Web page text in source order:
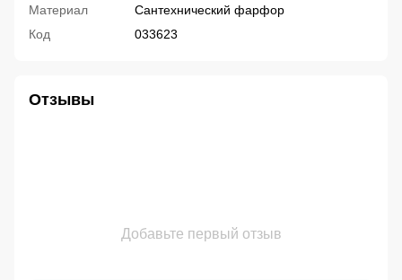
Материал
Сантехнический фарфор
Код
033623
Отзывы
Добавьте первый отзыв